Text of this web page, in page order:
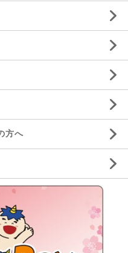
方へ